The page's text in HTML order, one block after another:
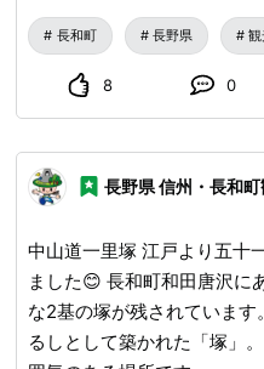
長和町 長野県
8 0
長野県 信州・長和
中山道一里塚 江戸より五十一里 雪が解け、やっと行
ました😊 長和町和田唐沢にある一里塚は、道の両脇に大き
な2基の塚が残されていま
るしとして築かれた「塚」